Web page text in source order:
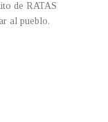
de RATAS
al pueblo.